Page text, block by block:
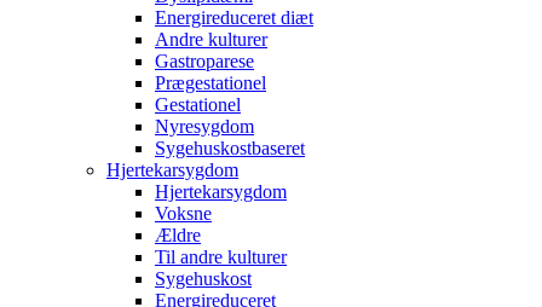
Energireduceret diæt
Andre kulturer
Gastroparese
Prægestationel
Gestationel
Nyresygdom
Sygehuskostbaseret
Hjertekarsygdom
Hjertekarsygdom
Voksne
Ældre
Til andre kulturer
Sygehuskost
Energireduceret